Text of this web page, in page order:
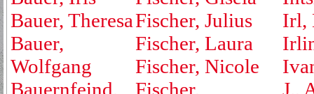
Bauer, Theresa
Bauer,
Wolfgang
Bauernfeind,
Fischer, Julius
Fischer, Laura
Fischer, Nicole
Fischer,
Irl,
J.,